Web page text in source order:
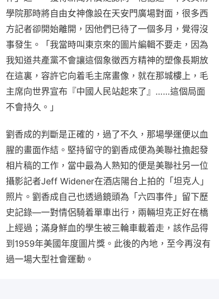
學院那時將自由女神像設在天安門廣場對面，很多西
方記者卻開始離開，因他們已待了一個多月，覺得沒
事發生。「我當時叫東京來的圖片編輯不要走，因為
我知道共產黨不會讓這個象徵西方精神的塑像長期放
在這裏，容許它向着毛主席畫像，就在那城樓上，毛
主席向世界宣布『中國人民站起來了』……這個局面
不會持久。」
劉香成的判斷是正確的，過了不久，那場學運便以血
腥的畫面作結。堅持留守的劉香成便為美聯社擔起發
相片稿的工作，當中最為人熟知的便是美聯社另一位
攝影記者Jeff Widener在酒店陽台上拍的「坦克人」
照片。劉香成自己也透過鏡頭為「六四事件」留下歷
史記錄—一對情侶騎着單車出行，兩輛坦克正好在橋
上經過；滿身鮮血的學生被三輪車載着走，該作品得
到1959年美國年度圖片獎。此後的內地，至今再沒有
過一場大型社會運動。